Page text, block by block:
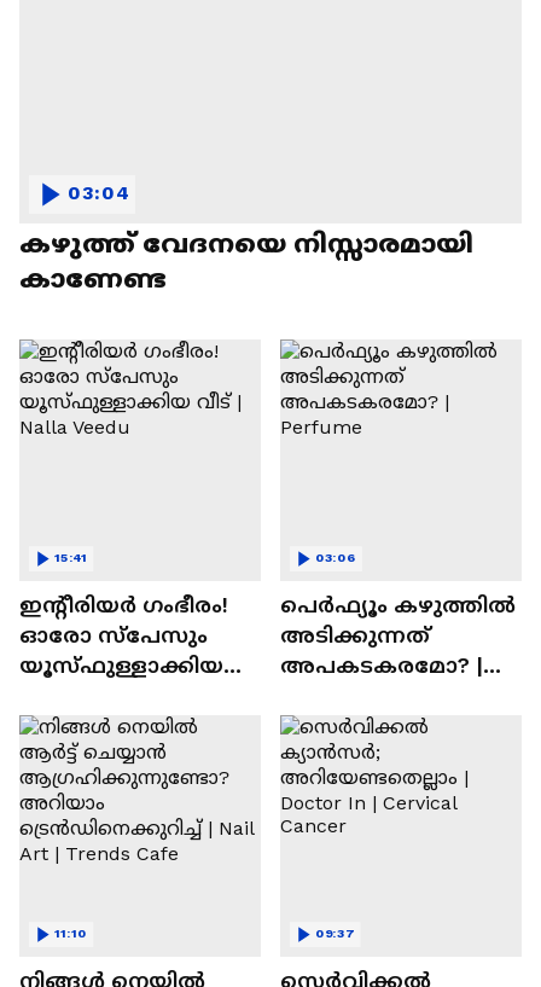
കഴുത്ത് വേദനയെ നിസ്സാരമായി
കാണേണ്ട
03:04
ഇന്റീരിയർ ഗംഭീരം!
ഓരോ സ്‌പേസും
യൂസ്ഫുള്ളാക്കിയ
15:41
പെർഫ്യൂം കഴുത്തിൽ
അടിക്കുന്നത്
അപകടകരമോ? |
03:06
നിങ്ങൾ നെയിൽ
11:10
സെർവിക്കൽ
09:37